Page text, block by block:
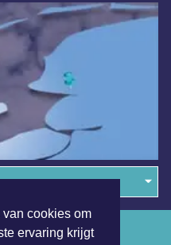
cookies om
ervaring krijgt